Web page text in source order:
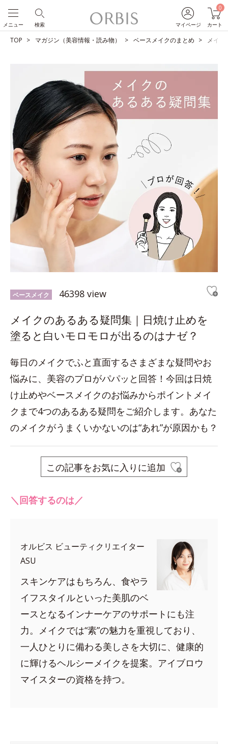
マイページ
0
カート
検索
メニュー
TOP マガジン（美容情報・読み物） ベースメイクのまとめ メイ
ベースメイク 46398 view
メイクのあるある疑問集｜日焼け止めを
塗ると白いモロモロが出るのはナゼ？
毎日のメイクでふと直面するさまざまな疑問やお
悩みに、美容のプロがパパッと回答！今回は日焼
け止めやベースメイクのお悩みからポイントメイ
クまで4つのあるある疑問をご紹介します。あなた
のメイクがうまくいかないのは“あれ”が原因かも？
この記事をお気に入りに追加
＼回答するのは／
オルビス ビューティクリエイター
ASU
スキンケアはもちろん、食やラ
イフスタイルといった美肌のベ
ースとなるインナーケアのサポートにも注
力。メイクでは“素”の魅力を重視しており、
一人ひとりに備わる美しさを大切に、健康的
に輝けるヘルシーメイクを提案。アイブロウ
マイスターの資格を持つ。